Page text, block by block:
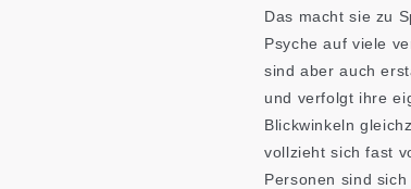
Das macht sie zu
Psyche auf viele
sind aber auch
und verfolgt ihre
Blickwinkeln
vollzieht sich fast
Personen sind